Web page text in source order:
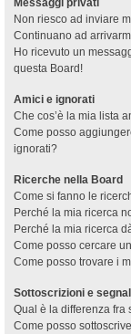
Messaggi privati
Non riesco ad inviare
Continuano ad
Ho ricevuto un
questa Board!
Amici e ignorati
Che cos’è la mia lista
Come posso
ignorati?
Ricerche nella Board
Come si fanno le
Perché la mia ricerca
Perché la mia ricerca
Come posso cercare
Come posso trovare i
Sottoscrizioni e
Qual è la differenza fra
Come posso